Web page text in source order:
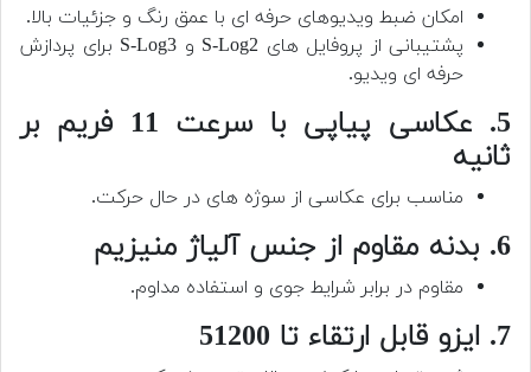
امکان ضبط ویدیوهای حرفه ای با عمق رنگ و جزئیات بالا.
پشتیبانی از پروفایل های S-Log2 و S-Log3 برای پردازش
حرفه ای ویدیو.
5. عکاسی پیاپی با سرعت 11 فریم بر
ثانیه
مناسب برای عکاسی از سوژه های در حال حرکت.
6. بدنه مقاوم از جنس آلیاژ منیزیم
مقاوم در برابر شرایط جوی و استفاده مداوم.
7. ایزو قابل ارتقاء تا 51200